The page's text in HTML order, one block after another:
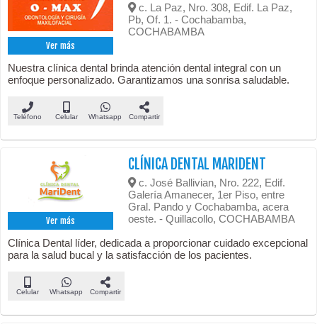
Ver más
c. La Paz, Nro. 308, Edif. La Paz,
Pb, Of. 1. - Cochabamba,
COCHABAMBA
Nuestra clínica dental brinda atención dental integral con un
enfoque personalizado. Garantizamos una sonrisa saludable.
Teléfono Celular Whatsapp Compartir
Ver más
CLÍNICA DENTAL MARIDENT
c. José Ballivian, Nro. 222, Edif.
Galería Amanecer, 1er Piso, entre
Gral. Pando y Cochabamba, acera
oeste. - Quillacollo, COCHABAMBA
Clínica Dental líder, dedicada a proporcionar cuidado excepcional
para la salud bucal y la satisfacción de los pacientes.
Celular Whatsapp Compartir